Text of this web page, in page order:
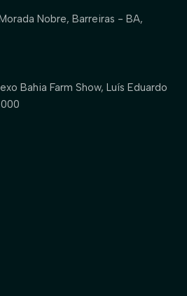
Nobre, Barreiras - BA,
Bahia Farm Show, Luís Eduardo